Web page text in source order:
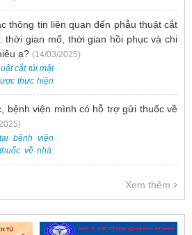
thư cổ tử
xin cho trẻ
thông tin liên quan đến phẫu thuật cắt
thời gian mổ, thời gian hồi phục và chi
ạ? (14/03/2025)
cắt túi mật
thực hiện
nội soi, đây
lấn, an toàn
bệnh viện mình có hỗ trợ gửi thuốc về
bệnh viện
về nhà.
tại bệnh viện
Xem thêm